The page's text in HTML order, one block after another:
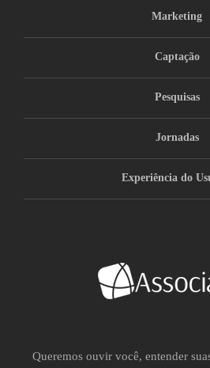
Marketing
Captação
Pesquisas
Jornadas
Experiência do
Queremos ouvir você, entender